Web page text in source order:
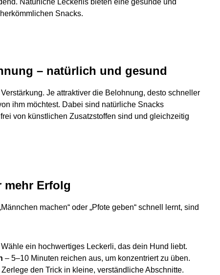
Natürliche Leckerlis bieten eine gesunde und
Snacks.
– natürlich und gesund
Je attraktiver die Belohnung, desto schneller
ihm möchtest. Dabei sind natürliche Snacks
von künstlichen Zusatzstoffen sind und gleichzeitig
Erfolg
machen“ oder „Pfote geben“ schnell lernt, sind
ein hochwertiges Leckerli, das dein Hund liebt.
– 5–10 Minuten reichen aus, um konzentriert zu üben.
Zerlege den Trick in kleine, verständliche Abschnitte.